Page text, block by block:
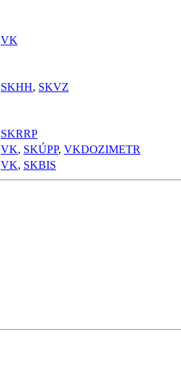
VK
SKHH, SKVZ
SKRRP
VK, SKÚPP, VKDOZIMETR
VK, SKBIS